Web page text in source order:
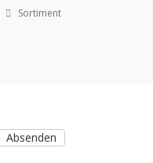
Sortiment
Absenden